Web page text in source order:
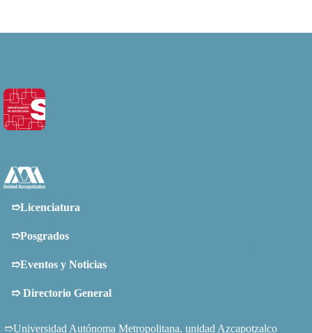
➱Licenciatura
➱Posgrados
➱Eventos y Noticias
➱Directorio General
➱Universidad Autónoma Metropolitana, unidad Azcapotzalco